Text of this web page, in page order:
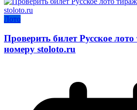
Лото
Проверить билет Русское
номеру stoloto.ru